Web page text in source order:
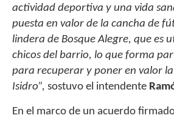
actividad deportiva y una vida
puesta en valor de la cancha de
lindera de Bosque Alegre, que es
chicos del barrio, lo que forma
para recuperar y poner en valor la
Isidro”, sostuvo el intendente
En el marco de un acuerdo